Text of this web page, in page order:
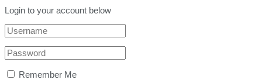
Login to your account below
Remember Me